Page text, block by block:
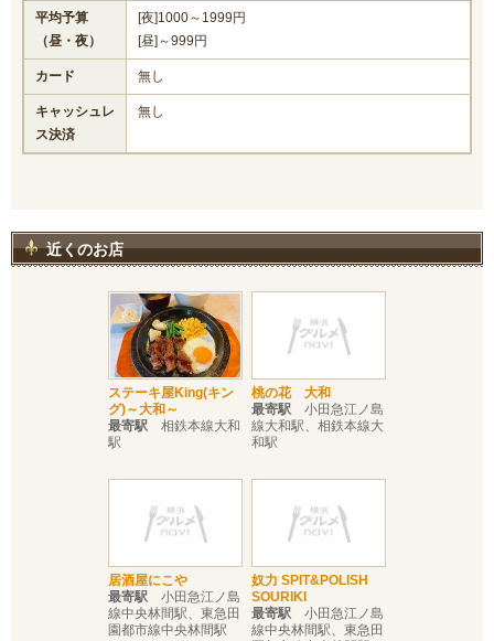
平均予算
（昼・夜）
[夜]1000～1999円
[昼]～999円
カード 無し
キャッシュレ
ス決済
無し
近くのお店
ステーキ屋King(キン
グ)～大和～
最寄駅 相鉄本線大和
駅
桃の花 大和
最寄駅 小田急江ノ島
線大和駅、相鉄本線大
和駅
居酒屋にこや
最寄駅 小田急江ノ島
線中央林間駅、東急田
園都市線中央林間駅
奴力 SPIT&POLISH
SOURIKI
最寄駅 小田急江ノ島
線中央林間駅、東急田